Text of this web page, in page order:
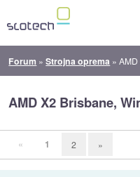
Forum »Strojna oprema »
AMD X2 Brisbane,
« 1 2 »